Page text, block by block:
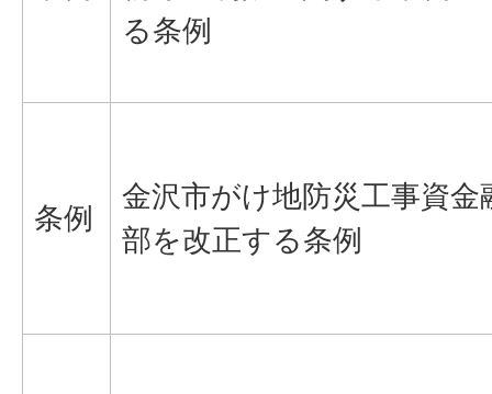
る条例
条例
金沢市がけ地防災工事資金
部を改正する条例